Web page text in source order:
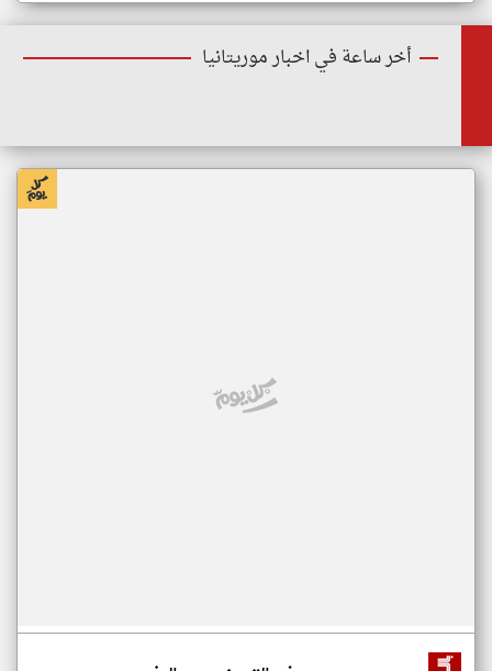
أخر ساعة في اخبار موريتانيا